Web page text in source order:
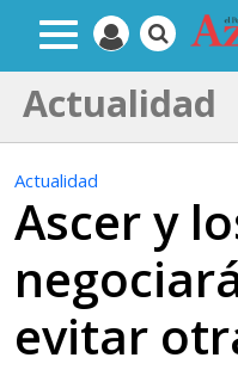
Actualidad
Actualidad
Ascer y
evitar